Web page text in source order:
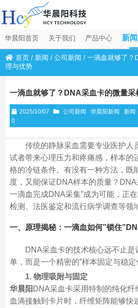
华晨阳首页 关于我们 产品中心 新
首页 / 新闻 /公司新闻 /一滴血就够了？
理与优势
一滴血就够了？DNA采血卡的微量采
2025/10/07 公司新闻 华晨阳新闻 新闻
0
传统的静脉采血需要专业医护人
试者带来心理压力和疼痛感，样本的
格的冷链条件。有没有一种方法，既
度，又能保证DNA样本的质量？DNA
一滴血完成DNA采集”成为可能，正
检测、法医鉴定和流行病学调查等领
一、原理揭秘：一滴血如何”锁住
DNA采血卡的技术核心远不止是
单，而是一个精密的”样本固定与稳定
1. 物理吸附与固定
华晨阳 DNA采血卡采用特制的纯化纤
血滴接触到卡片时，纤维矩阵能够快